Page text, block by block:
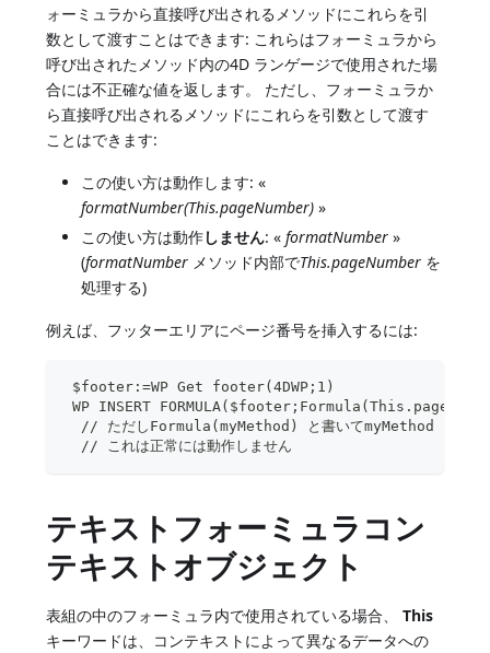
ォーミュラから直接呼び出されるメソッドにこれらを引
数として渡すことはできます: これらはフォーミュラから
呼び出されたメソッド内の4D ランゲージで使用された場
合には不正確な値を返します。 ただし、フォーミュラか
ら直接呼び出されるメソッドにこれらを引数として渡す
ことはできます:
この使い方は動作します: «
formatNumber(This.pageNumber) »
この使い方は動作しません: «formatNumber »
(formatNumber メソッド内部でThis.pageNumber を
処理する)
例えば、フッターエリアにページ番号を挿入するには:
$footer:=WP Get footer(4DWP;1)
WP INSERT
// ただしFormula(myMethod) と書いてmyMethod に
  // これは正常には動作しません
テキストフォーミュラコン
テキストオブジェクト
表組の中のフォーミュラ内で使用されている場合、This
キーワードは、コンテキストによって異なるデータへの